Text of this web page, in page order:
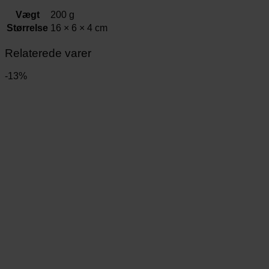
Vægt
200 g
Størrelse 16 × 6 × 4 cm
Relaterede varer
-13%